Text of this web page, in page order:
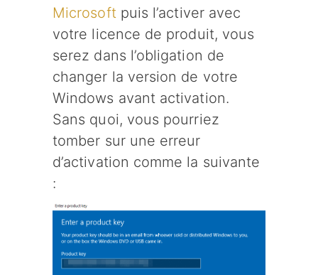
Microsoft puis l’activer avec
votre licence de produit, vous
serez dans l’obligation de
changer la version de votre
Windows avant activation.
Sans quoi, vous pourriez
tomber sur une erreur
d’activation comme la suivante
: